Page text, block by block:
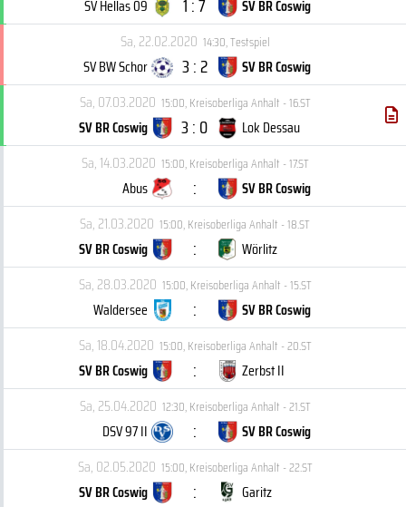
SV Hellas 09 1 : 7
SV BR Coswig
Sa, 22.02.2020 14:30,Testspiel
SV BW Schor 3 : 2
SV BR Coswig
Sa, 07.03.2020 15:00,Kreisoberliga Anhalt - 16.ST
SV BR Coswig 3 : 0
Lok Dessau
Sa, 14.03.2020 15:00,Kreisoberliga Anhalt - 17.ST
Abus :
SV BR Coswig
Sa, 21.03.2020 15:00,Kreisoberliga Anhalt - 18.ST
SV BR Coswig :
Wörlitz
Sa, 28.03.2020 15:00,Kreisoberliga Anhalt - 15.ST
Waldersee :
SV BR Coswig
Sa, 18.04.2020 15:00,Kreisoberliga Anhalt - 20.ST
SV BR Coswig :
Zerbst II
Sa, 25.04.2020 12:30,Kreisoberliga Anhalt - 21.ST
DSV 97 II :
SV BR Coswig
Sa, 02.05.2020 15:00,Kreisoberliga Anhalt - 22.ST
SV BR Coswig :
Garitz